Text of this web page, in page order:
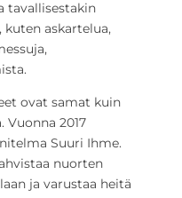
tavallisestakin
askartelua,
ovat samat kuin
Vuonna 2017
Suuri Ihme.
nuorten
ja varustaa heitä